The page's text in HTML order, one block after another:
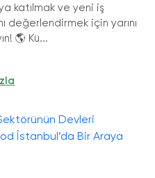
katılmak ve yeni iş
değerlendirmek için yarını
🌎 Kü...